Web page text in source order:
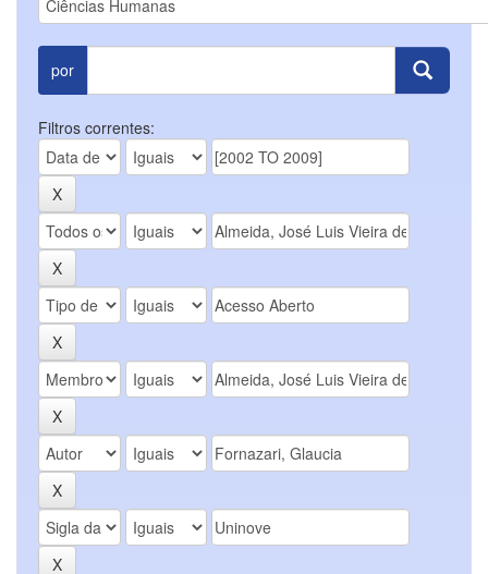
por
Filtros correntes: